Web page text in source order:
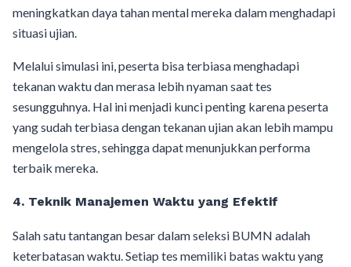
meningkatkan daya tahan mental mereka dalam menghadapi
situasi ujian.
Melalui simulasi ini, peserta bisa terbiasa menghadapi
tekanan waktu dan merasa lebih nyaman saat tes
sesungguhnya. Hal ini menjadi kunci penting karena peserta
yang sudah terbiasa dengan tekanan ujian akan lebih mampu
mengelola stres, sehingga dapat menunjukkan performa
terbaik mereka.
4. Teknik Manajemen Waktu yang Efektif
Salah satu tantangan besar dalam seleksi BUMN adalah
keterbatasan waktu. Setiap tes memiliki batas waktu yang